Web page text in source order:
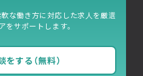
な働き方に対応した求人を厳選
をサポートします。
する（無料）